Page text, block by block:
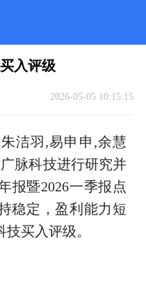
入评级
2026-05-05 10:15:15
洁羽,易申申,余慧
脉科技进行研究并
报暨2026一季报点
稳定，盈利能力短
买入评级。